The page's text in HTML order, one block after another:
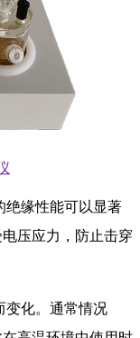
绝缘性能可以显著
压应力，防止击穿
变化。通常情况